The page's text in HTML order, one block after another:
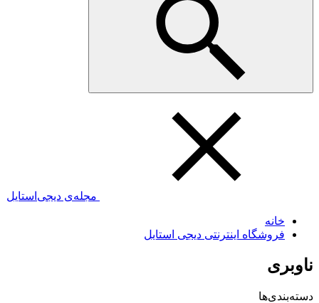
مجله‌ی دیجی‌استایل
خانه
فروشگاه اینترنتی دیجی استایل
ناوبری
دسته‌بندی‌ها